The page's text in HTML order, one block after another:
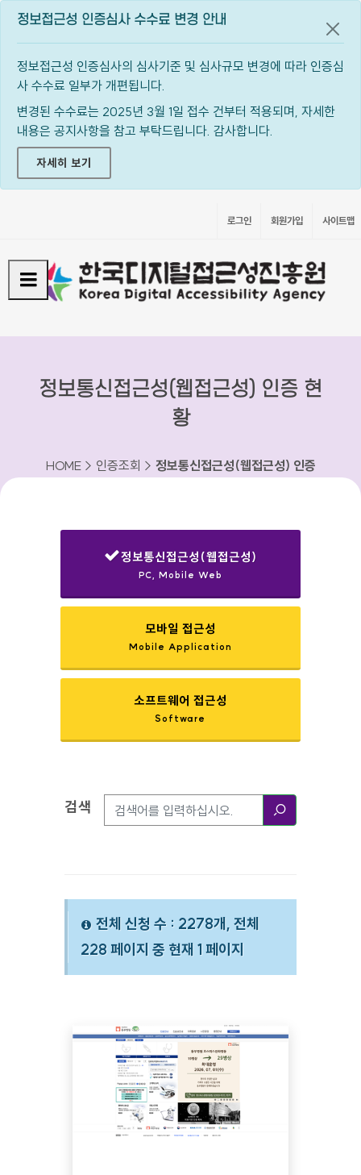
정보접근성 인증심사 수수료 변경 안내
정보접근성 인증심사의 심사기준 및 심사규모 변경에 따라 인증심
사 수수료 일부가 개편됩니다.
변경된 수수료는 2025년 3월 1일 접수 건부터 적용되며, 자세한
내용은 공지사항을 참고 부탁드립니다. 감사합니다.
자세히 보기
공지
로그인 회원가입 사이트맵
정보통신접근성(웹접근성) 인증 현
황
HOME > 인증조회 > 정보통신접근성(웹접근성) 인증
정보통신접근성(웹접근성)
PC, Mobile Web
모바일 접근성
Mobile Application
소프트웨어 접근성
Software
검색옵션
검색
전체 신청 수 : 2278개, 전체
228 페이지 중 현재 1 페이지